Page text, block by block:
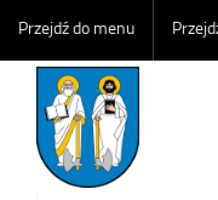
Przejdź do menu